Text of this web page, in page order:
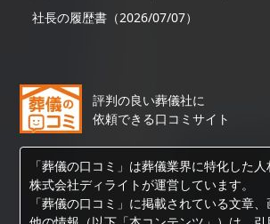
社長の履歴書（2026/07/07）
評判の良い葬儀社に
依頼できる口コミサイト
「葬儀の口コミ」は葬儀業界に特化した
株式会社ディライトが運営しています。
「葬儀の口コミ」に掲載されている文章